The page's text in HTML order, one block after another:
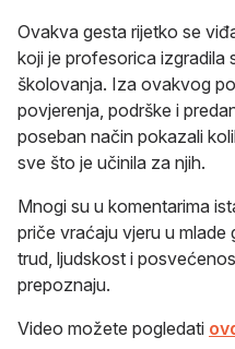
Ovakva gesta rijetko se
koji je profesorica izgradila
školovanja. Iza ovakvog
povjerenja, podrške i
poseban način pokazali
sve što je učinila za njih.
Mnogi su u komentarima
priče vraćaju vjeru u mlade
trud, ljudskost i
prepoznaju.
Video možete pogledati